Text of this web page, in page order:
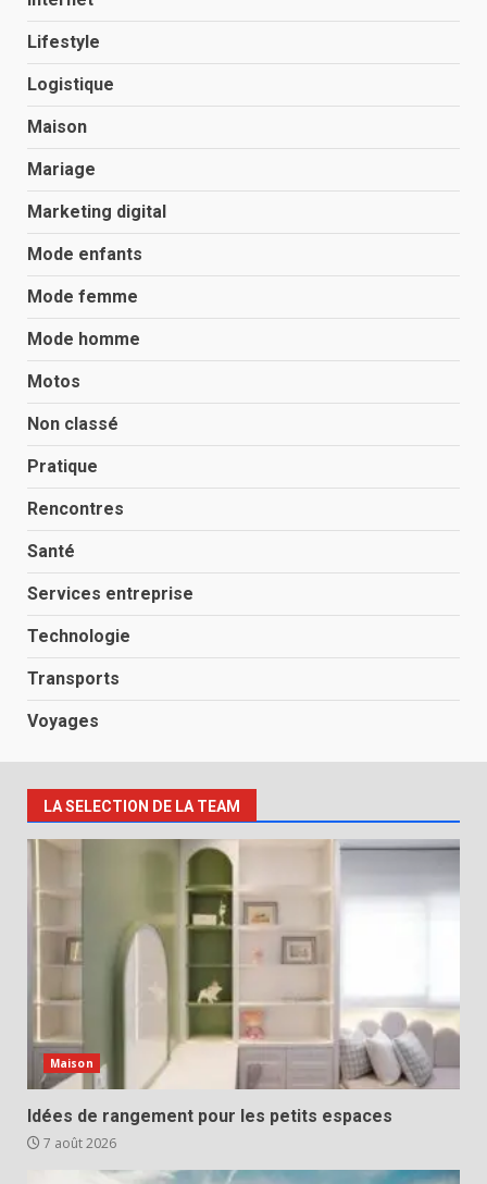
Lifestyle
Logistique
Maison
Mariage
Marketing digital
Mode enfants
Mode femme
Mode homme
Motos
Non classé
Pratique
Rencontres
Santé
Services entreprise
Technologie
Transports
Voyages
LA SELECTION DE LA TEAM
Maison
Idées de rangement pour les petits espaces
7 août 2026